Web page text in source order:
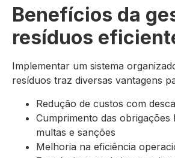
Benefícios da
resíduos
Implementar um sistema
resíduos traz diversas vantagens
Redução de custos com
Cumprimento das obrigações
multas e sanções
Melhoria na eficiência